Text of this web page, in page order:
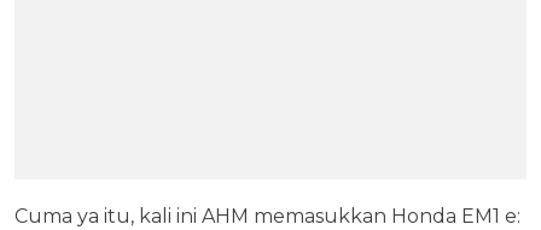
Cuma ya itu, kali ini AHM memasukkan Honda EM1 e: